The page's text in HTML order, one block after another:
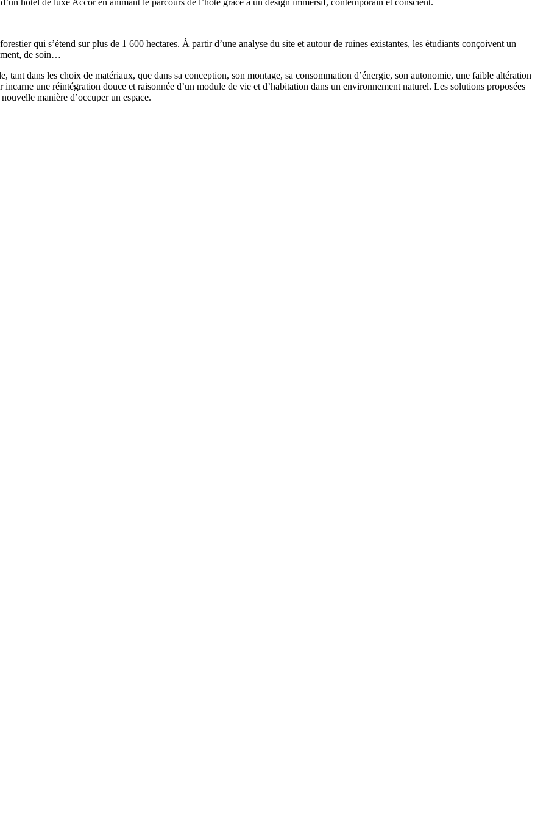
qui s’étend sur plus de 1 600 hectares. À partir d’une analyse du site et autour de ruines existantes, les étudiants conçoivent un
de soin…
dans les choix de matériaux, que dans sa conception, son montage, sa consommation d’énergie, son autonomie, une faible altération
une réintégration douce et raisonnée d’un module de vie et d’habitation dans un environnement naturel. Les solutions proposées
manière d’occuper un espace.